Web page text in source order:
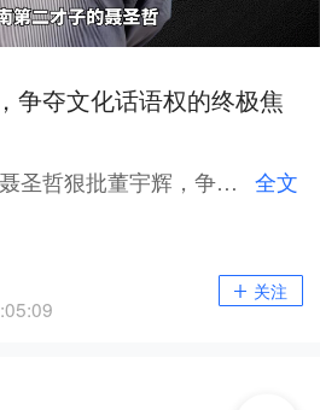
争夺文化话语权的终极焦
「人物志｜History」聂圣哲狠批董宇辉，争夺文化话语权的终极焦虑 全文
关注